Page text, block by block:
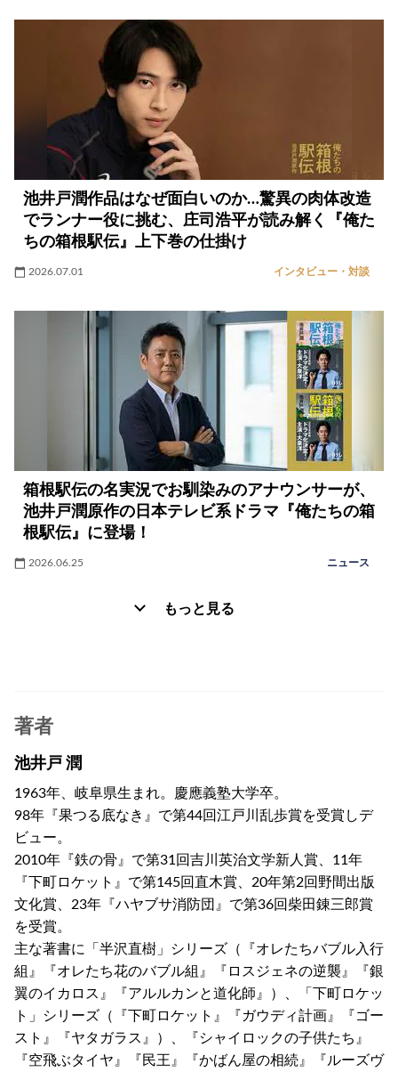
池井戸潤作品はなぜ面白いのか…驚異の肉体改造
でランナー役に挑む、庄司浩平が読み解く『俺た
ちの箱根駅伝』上下巻の仕掛け
2026.07.01 インタビュー・対談
箱根駅伝の名実況でお馴染みのアナウンサーが、
池井戸潤原作の日本テレビ系ドラマ『俺たちの箱
根駅伝』に登場！
2026.06.25 ニュース
もっと見る
著者
池井戸 潤
1963年、岐阜県生まれ。慶應義塾大学卒。
98年『果つる底なき』で第44回江戸川乱歩賞を受賞しデ
ビュー。
2010年『鉄の骨』で第31回吉川英治文学新人賞、11年
『下町ロケット』で第145回直木賞、20年第2回野間出版
文化賞、23年『ハヤブサ消防団』で第36回柴田錬三郎賞
を受賞。
主な著書に「半沢直樹」シリーズ（『オレたちバブル入行
組』『オレたち花のバブル組』『ロスジェネの逆襲』『銀
翼のイカロス』『アルルカンと道化師』）、「下町ロケッ
ト」シリーズ（『下町ロケット』『ガウディ計画』『ゴー
スト』『ヤタガラス』）、『シャイロックの子供たち』
『空飛ぶタイヤ』『民王』『かばん屋の相続』『ルーズヴ